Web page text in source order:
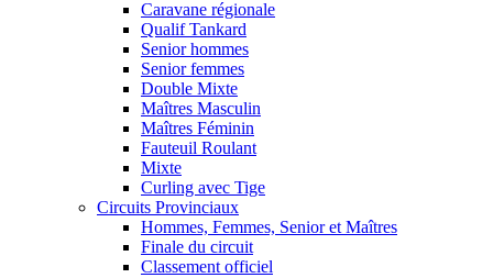
Caravane régionale
Qualif Tankard
Senior hommes
Senior femmes
Double Mixte
Maîtres Masculin
Maîtres Féminin
Fauteuil Roulant
Mixte
Curling avec Tige
Circuits Provinciaux
Hommes, Femmes, Senior et Maîtres
Finale du circuit
Classement officiel